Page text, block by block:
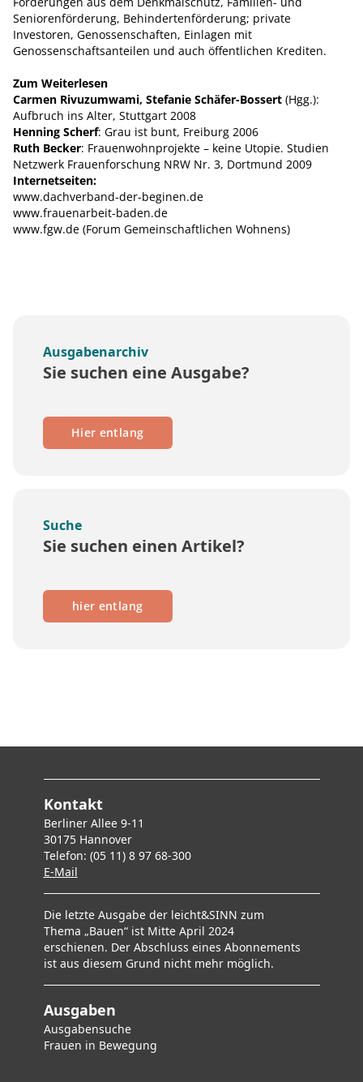
Seniorenförderung, Behindertenförderung; private
Investoren, Genossenschaften, Einlagen mit
Genossenschaftsanteilen und auch öffentlichen Krediten.
Zum Weiterlesen
Carmen Rivuzumwami, Stefanie Schäfer-Bossert (Hgg.):
Aufbruch ins Alter, Stuttgart 2008
Henning Scherf: Grau ist bunt, Freiburg 2006
Ruth Becker: Frauenwohnprojekte – keine Utopie. Studien
Netzwerk Frauenforschung NRW Nr. 3, Dortmund 2009
Internetseiten:
www.dachverband-der-beginen.de
www.frauenarbeit-baden.de
www.fgw.de (Forum Gemeinschaftlichen Wohnens)
Ausgabenarchiv
Sie suchen eine Ausgabe?
Hier entlang
Suche
Sie suchen einen Artikel?
hier entlang
Kontakt
Berliner Allee 9-11
30175 Hannover
Telefon: (05 11) 8 97 68-300
E-Mail
Die letzte Ausgabe der leicht&SINN zum
Thema „Bauen“ ist Mitte April 2024
erschienen. Der Abschluss eines Abonnements
ist aus diesem Grund nicht mehr möglich.
Ausgaben
Ausgabensuche
Frauen in Bewegung